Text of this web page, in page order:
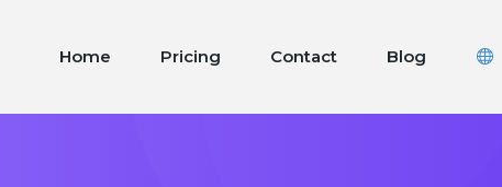
Home Pricing Contact Blog